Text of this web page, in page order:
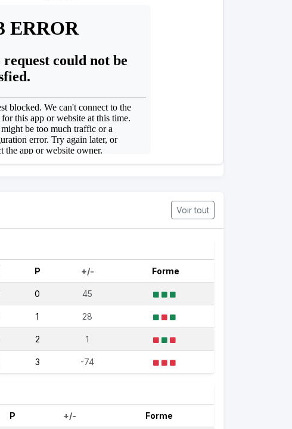
Voir tout
P +/- Forme
0 45
1 28
2 1
3 -74
P +/- Forme